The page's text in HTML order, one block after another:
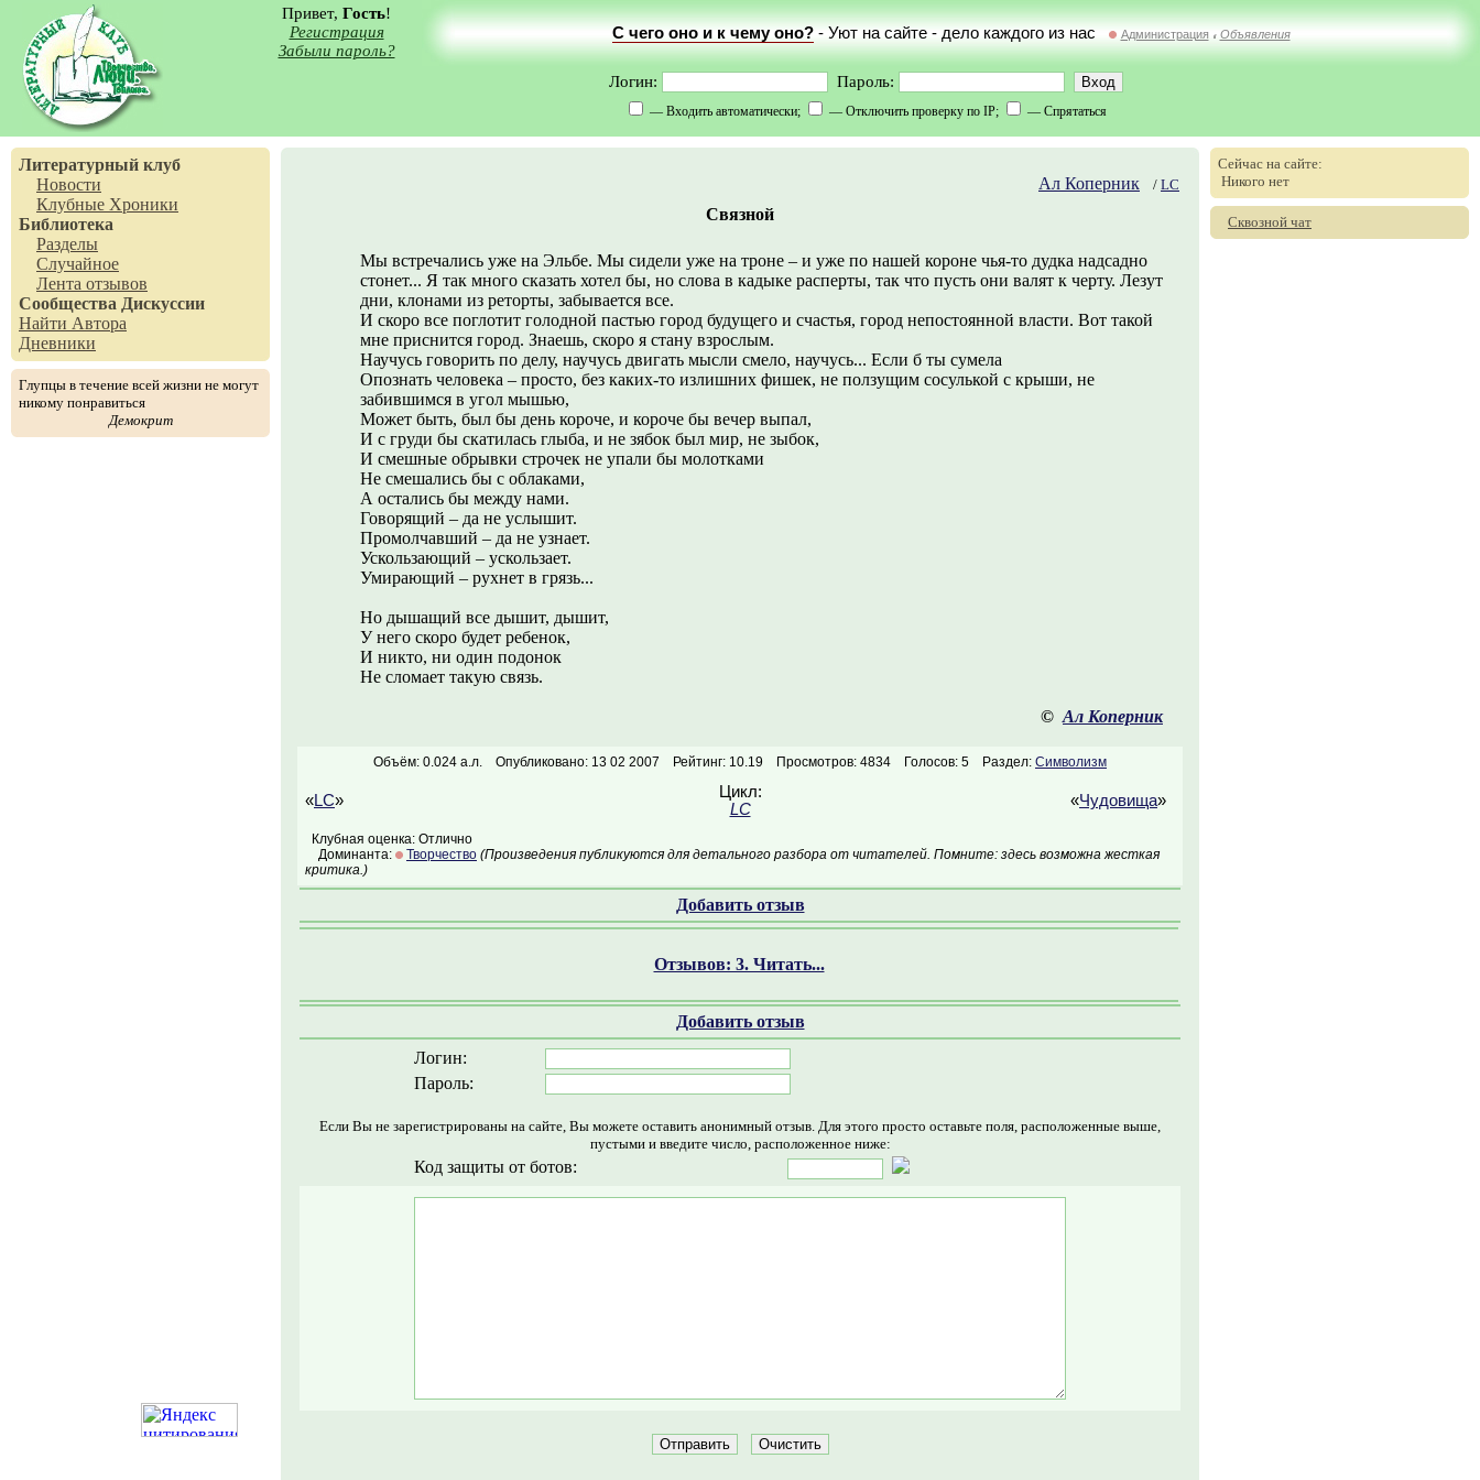
Привет, Гость!
Регистрация
Забыли пароль?
С чего оно и к чему оно?- Уют на сайте - дело каждого из нас Администрация // Объявления
Логин: Пароль:
— Входить автоматически; — Отключить проверку по IP; — Спрятаться
Литературный клуб
Новости
Клубные Хроники
Библиотека
Разделы
Случайное
Лента отзывов
Сообщества Дискуссии
Найти Автора
Дневники
Глупцы в течение всей жизни не могут
никому понравиться
Демокрит
Ал Коперник / LC
Связной
Мы встречались уже на Эльбе. Мы сидели уже на троне – и уже по нашей короне чья-то дудка надсадно
стонет... Я так много сказать хотел бы, но слова в кадыке расперты, так что пусть они валят к черту. Лезут
дни, клонами из реторты, забывается все.
И скоро все поглотит голодной пастью город будущего и счастья, город непостоянной власти. Вот такой
мне приснится город. Знаешь, скоро я стану взрослым.
Научусь говорить по делу, научусь двигать мысли смело, научусь... Если б ты сумела
Опознать человека – просто, без каких-то излишних фишек, не ползущим сосулькой с крыши, не
забившимся в угол мышью,
Может быть, был бы день короче, и короче бы вечер выпал,
И с груди бы скатилась глыба, и не зябок был мир, не зыбок,
И смешные обрывки строчек не упали бы молотками
Не смешались бы с облаками,
А остались бы между нами.
Говорящий – да не услышит.
Промолчавший – да не узнает.
Ускользающий – ускользает.
Умирающий – рухнет в грязь...
Но дышащий все дышит, дышит,
У него скоро будет ребенок,
И никто, ни один подонок
Не сломает такую связь.
© Ал Коперник
Объём: 0.024 а.л. Опубликовано: 13 02 2007 Рейтинг: 10.19 Просмотров: 4834 Голосов: 5 Раздел: Символизм
«LC»
Цикл:
LC
«Чудовища»
Клубная оценка: Отлично
Доминанта:
Творчество (Произведения публикуются для детального разбора от читателей. Помните: здесь возможна жесткая
критика.)
Добавить отзыв
Отзывов: 3. Читать...
Добавить отзыв
Логин:
Пароль:
Если Вы не зарегистрированы на сайте, Вы можете оставить анонимный отзыв. Для этого просто оставьте поля, расположенные выше,
пустыми и введите число, расположенное ниже:
Код защиты от ботов:
Сейчас на сайте:
Никого нет
Сквозной чат